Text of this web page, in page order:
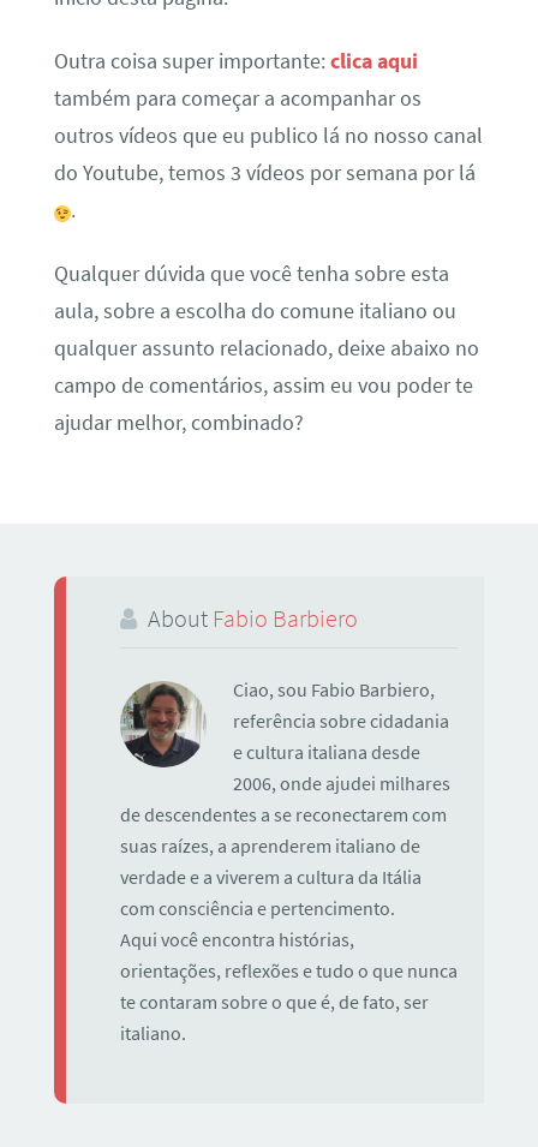
Outra coisa super importante:clica aqui
também para começar a acompanhar os
outros vídeos que eu publico lá no nosso canal
do Youtube, temos 3 vídeos por semana por lá
.
Qualquer dúvida que você tenha sobre esta
aula, sobre a escolha do comune italiano ou
qualquer assunto relacionado, deixe abaixo no
campo de comentários, assim eu vou poder te
ajudar melhor, combinado?
About Fabio Barbiero
Ciao, sou Fabio Barbiero,
referência sobre cidadania
e cultura italiana desde
2006, onde ajudei milhares
de descendentes a se reconectarem com
suas raízes, a aprenderem italiano de
verdade e a viverem a cultura da Itália
com consciência e pertencimento.
Aqui você encontra histórias,
orientações, reflexões e tudo o que nunca
te contaram sobre o que é, de fato, ser
italiano.